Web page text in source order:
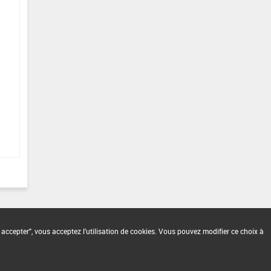
vous acceptez l'utilisation de cookies. Vous pouvez modifier ce choix à